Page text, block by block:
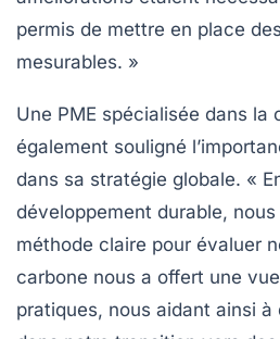
permis de mettre en place
mesurables. »
Une PME spécialisée dans la
également souligné
dans sa stratégie globale. «
développement durable, nous
méthode claire pour évaluer
carbone nous a offert une
pratiques, nous aidant ainsi